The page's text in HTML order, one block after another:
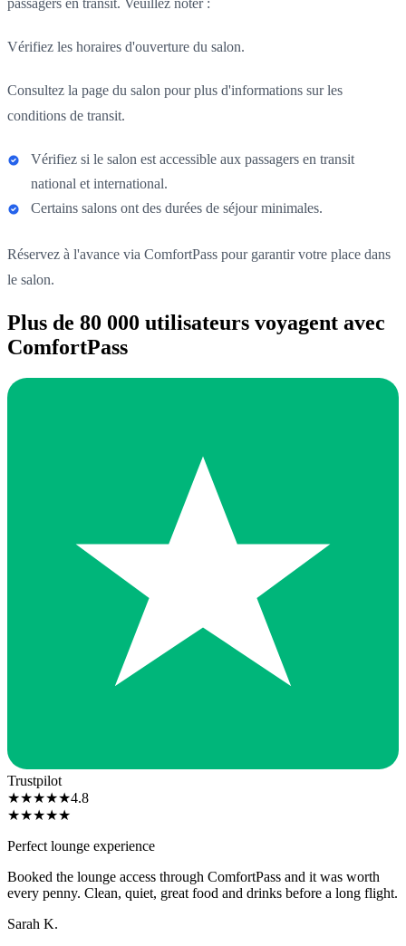
passagers en transit. Veuillez noter :
Vérifiez les horaires d'ouverture du salon.
Consultez la page du salon pour plus d'informations sur les
conditions de transit.
Vérifiez si le salon est accessible aux passagers en transit
national et international.
Certains salons ont des durées de séjour minimales.
Réservez à l'avance via ComfortPass pour garantir votre place dans
le salon.
Plus de 80 000 utilisateurs voyagent avec
ComfortPass
Trustpilot
★★★★★4.8
★★★★★
Perfect lounge experience
Booked the lounge access through ComfortPass and it was worth
every penny. Clean, quiet, great food and drinks before a long flight.
Sarah K.